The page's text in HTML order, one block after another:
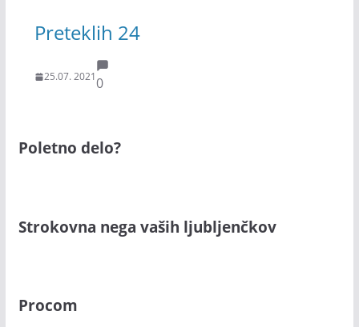
Preteklih 24
25.07. 20210
Poletno delo?
Strokovna nega vaših ljubljenčkov
Procom